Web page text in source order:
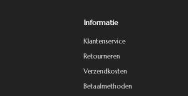
Informatie
Klantenservice
Retourneren
Verzendkosten
Betaalmethoden